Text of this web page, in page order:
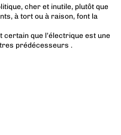
cher et inutile, plutôt que
à tort ou à raison, font la
que l’électrique est une
prédécesseurs .